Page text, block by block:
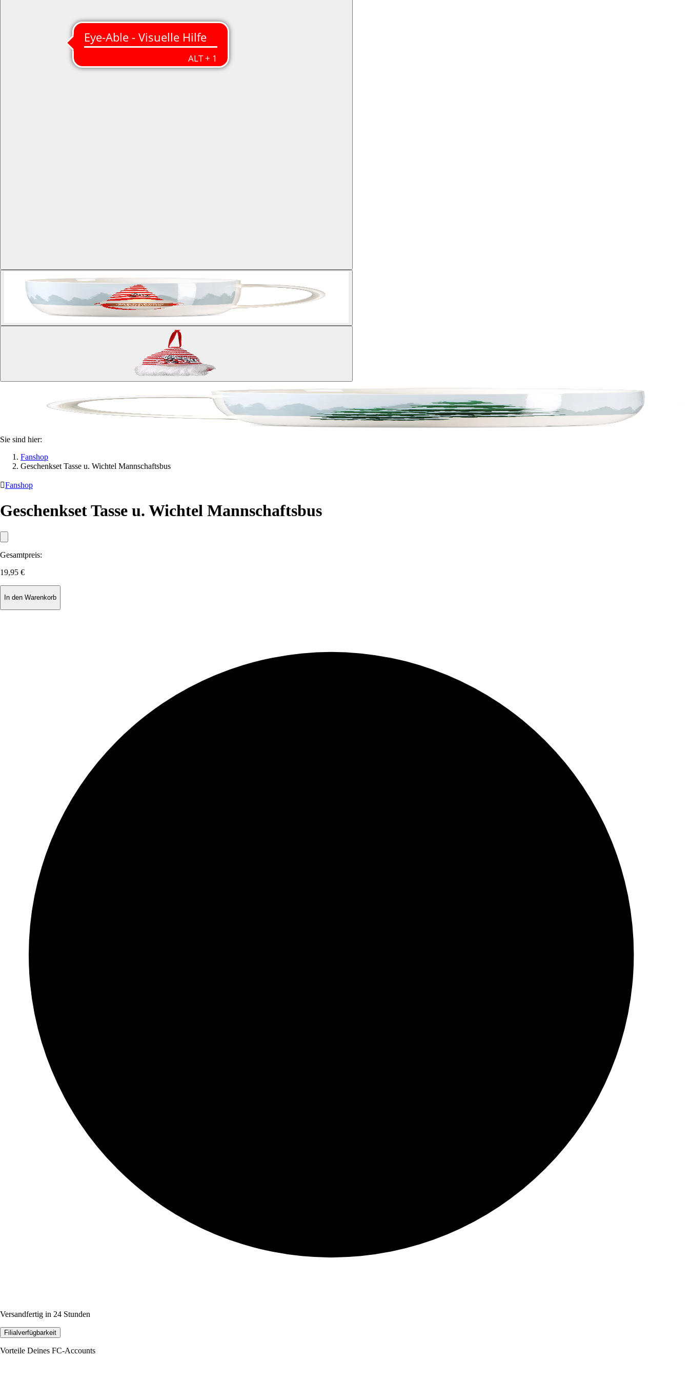
Sie sind hier:
Fanshop
Geschenkset Tasse u. Wichtel Mannschaftsbus
Fanshop
Geschenkset Tasse u. Wichtel Mannschaftsbus
Gesamtpreis:
19,95 €
In den Warenkorb
Versandfertig in 24 Stunden
Filialverfügbarkeit
Vorteile Deines FC-Accounts